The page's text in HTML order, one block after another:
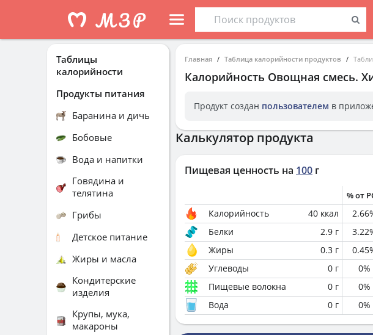
Главная Таблица калорийности продуктов
Калорийность Овощная смесь.
Продукт создан пользователем в
Калькулятор продукта
Пищевая ценность на 100 г
% от
Калорийность 40 ккал 2.66
Белки
2.9 г 3.22
Жиры
0.3 г 0.45
Углеводы
0 г 0%
Пищевые волокна
0 г 0%
Вода
0 г 0%
Таблицы
калорийности
Продукты питания
Баранина и дичь
Бобовые
Вода и напитки
Говядина и
телятина
Грибы
Детское питание
Жиры и масла
Кондитерские
изделия
Крупы, мука,
макароны